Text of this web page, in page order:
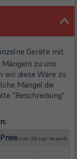
Geräte mit
zu uns.
wir diese Ware zu
Mängel die
"Beschreibung".
Preis(inkl. USt zzgl. Versand)